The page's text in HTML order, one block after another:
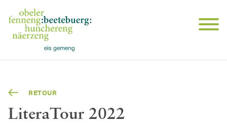
RETOUR
LiteraTour 2022